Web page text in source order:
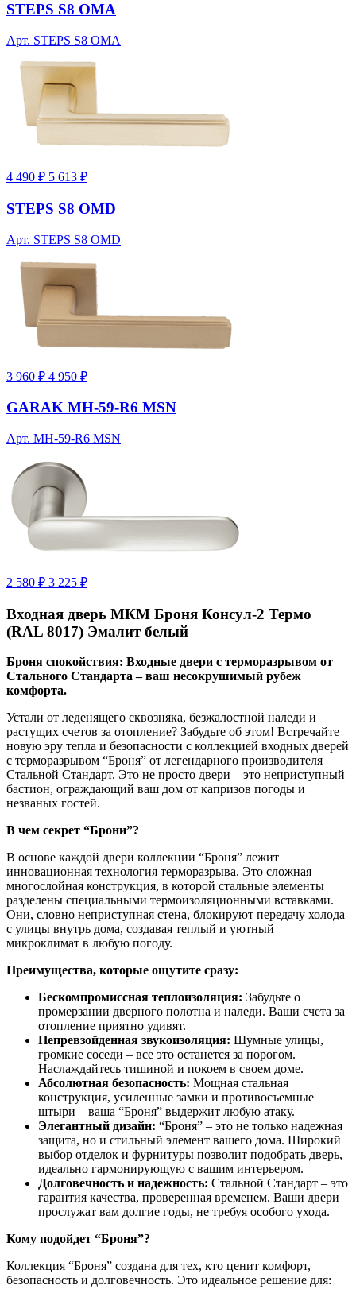
STEPS S8 OMA
Арт. STEPS S8 OMA
4 490 ₽ 5 613 ₽
STEPS S8 OMD
Арт. STEPS S8 OMD
3 960 ₽ 4 950 ₽
GARAK MH-59-R6 MSN
Арт. MH-59-R6 MSN
2 580 ₽ 3 225 ₽
Входная дверь МКМ Броня Консул-2 Термо
(RAL 8017) Эмалит белый
Броня спокойствия: Входные двери с терморазрывом от
Стального Стандарта – ваш несокрушимый рубеж
комфорта.
Устали от леденящего сквозняка, безжалостной наледи и
растущих счетов за отопление? Забудьте об этом! Встречайте
новую эру тепла и безопасности с коллекцией входных дверей
с терморазрывом “Броня” от легендарного производителя
Стальной Стандарт. Это не просто двери – это неприступный
бастион, ограждающий ваш дом от капризов погоды и
незваных гостей.
В чем секрет “Брони”?
В основе каждой двери коллекции “Броня” лежит
инновационная технология терморазрыва. Это сложная
многослойная конструкция, в которой стальные элементы
разделены специальными термоизоляционными вставками.
Они, словно неприступная стена, блокируют передачу холода
с улицы внутрь дома, создавая теплый и уютный
микроклимат в любую погоду.
Преимущества, которые ощутите сразу:
Бескомпромиссная теплоизоляция: Забудьте о
промерзании дверного полотна и наледи. Ваши счета за
отопление приятно удивят.
Непревзойденная звукоизоляция: Шумные улицы,
громкие соседи – все это останется за порогом.
Наслаждайтесь тишиной и покоем в своем доме.
Абсолютная безопасность: Мощная стальная
конструкция, усиленные замки и противосъемные
штыри – ваша “Броня” выдержит любую атаку.
Элегантный дизайн: “Броня” – это не только надежная
защита, но и стильный элемент вашего дома. Широкий
выбор отделок и фурнитуры позволит подобрать дверь,
идеально гармонирующую с вашим интерьером.
Долговечность и надежность: Стальной Стандарт – это
гарантия качества, проверенная временем. Ваши двери
прослужат вам долгие годы, не требуя особого ухода.
Кому подойдет “Броня”?
Коллекция “Броня” создана для тех, кто ценит комфорт,
безопасность и долговечность. Это идеальное решение для: